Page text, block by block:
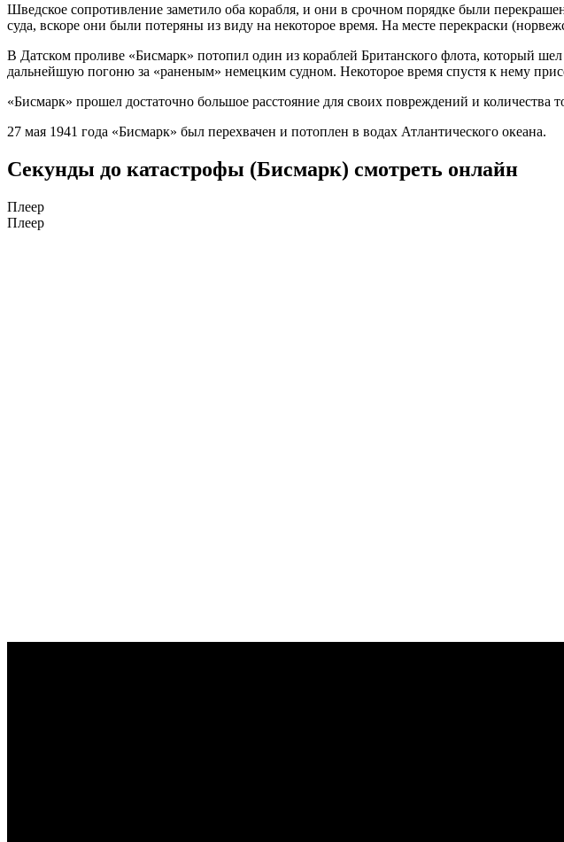
Шведское сопротивление заметило оба корабля, и они в срочном порядке были
суда, вскоре они были потеряны из виду на некоторое время. На месте перекраски
В Датском проливе «Бисмарк» потопил один из кораблей Британского флота, который
дальнейшую погоню за «раненым» немецким судном. Некоторое время спустя к нему
«Бисмарк» прошел достаточно большое расстояние для своих повреждений и количества
27 мая 1941 года «Бисмарк» был перехвачен и потоплен в водах Атлантического океана.
Секунды до катастрофы (Бисмарк) смотреть онлайн
Плеер
Плеер